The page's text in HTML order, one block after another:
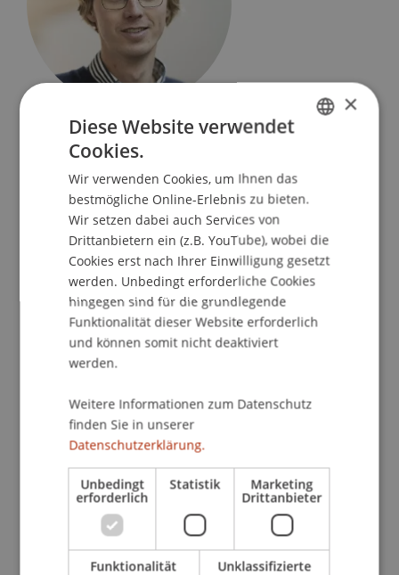
Praxisdozent
Nachhaltiges Bauen
Universität Liechtenstein
Fürst-Franz-Josef-Strasse
9490 Vaduz
Liechtenstein
T. +423 265 13 82
david.kloeg@uni.li
Ausbildung
Werdegang
×
Diese Website verwendet
Cookies.
Wir verwenden Cookies, um Ihnen das
bestmögliche Online-Erlebnis zu bieten.
Wir setzen dabei auch Services von
Drittanbietern ein (z.B. YouTube), wobei die
Cookies erst nach Ihrer Einwilligung gesetzt
werden. Unbedingt erforderliche Cookies
hingegen sind für die grundlegende
Funktionalität dieser Website erforderlich
und können somit nicht deaktiviert
werden.
Weitere Informationen zum Datenschutz
finden Sie in unserer
Datenschutzerklärung.
Unbedingt
erforderlich
Statistik Marketing
Drittanbieter
Funktionalität Unklassifizierte